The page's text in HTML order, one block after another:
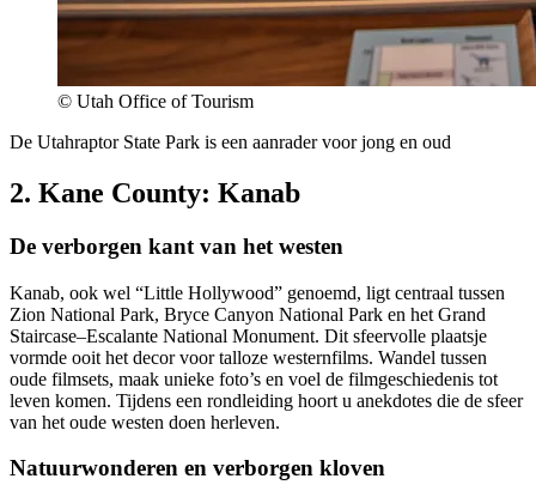
© Utah Office of Tourism
De Utahraptor State Park is een aanrader voor jong en oud
2. Kane County: Kanab
De verborgen kant van het westen
Kanab, ook wel “Little Hollywood” genoemd, ligt centraal tussen
Zion National Park, Bryce Canyon National Park en het Grand
Staircase–Escalante National Monument. Dit sfeervolle plaatsje
vormde ooit het decor voor talloze westernfilms. Wandel tussen
oude filmsets, maak unieke foto’s en voel de filmgeschiedenis tot
leven komen. Tijdens een rondleiding hoort u anekdotes die de sfeer
van het oude westen doen herleven.
Natuurwonderen en verborgen kloven